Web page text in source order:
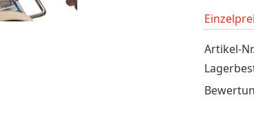
Artikel-Nr.